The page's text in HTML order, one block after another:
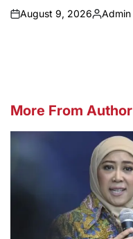
on
August 9, 2026
Posted
Admin
More From Author